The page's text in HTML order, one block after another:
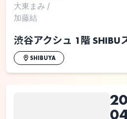
大東まみ /
加藤結
渋谷アクシュ 1階 SHIBU
SHIBUYA